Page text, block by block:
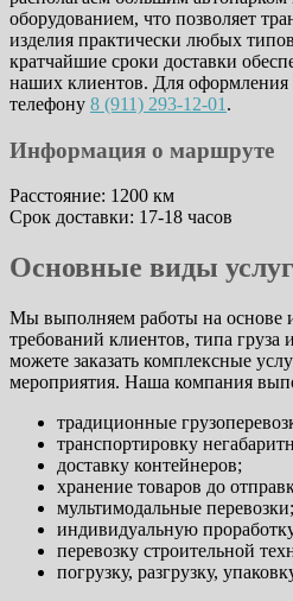
оборудованием, что позволяет
изделия практически любых
кратчайшие сроки доставки
наших клиентов. Для оформления
телефону 8 (911) 293-12-01 .
Информация о маршруте
Расстояние: 1200 км
Срок доставки: 17-18 часов
Основные виды услуг
Мы выполняем работы на основе
требований клиентов, типа
можете заказать комплексные
мероприятия. Наша компания
традиционные
транспортировку
доставку контейнеров;
хранение товаров до
мультимодальные перевозки;
индивидуальную
перевозку строительной
погрузку, разгрузку,